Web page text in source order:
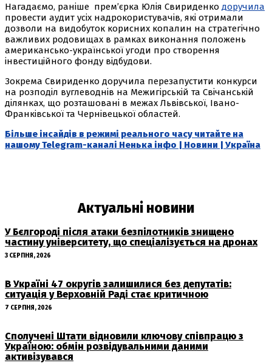
Нагадаємо, раніше прем’єрка Юлія Свириденко доручила
провести аудит усіх надрокористувачів, які отримали
дозволи на видобуток корисних копалин на стратегічно
важливих родовищах в рамках виконання положень
американсько-української угоди про створення
інвестиційного фонду відбудови.
Зокрема Свириденко доручила перезапустити конкурси
на розподіл вуглеводнів на Межигірській та Свічанській
ділянках, що розташовані в межах Львівської, Івано-
Франківської та Чернівецької областей.
Більше інсайдів в режимі реального часу читайте на
нашому Telegram-каналі Ненька інфо | Новини | Україна
Актуальні новини
У Бєлгороді після атаки безпілотників знищено
частину університету, що спеціалізується на дронах
3 СЕРПНЯ, 2026
В Україні 47 округів залишилися без депутатів:
ситуація у Верховній Раді стає критичною
7 СЕРПНЯ, 2026
Сполучені Штати відновили ключову співпрацю з
Україною: обмін розвідувальними даними
активізувався